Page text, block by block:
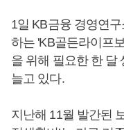
1일 KB금융 경영연
하는 'KB골든라이프
을 위해 필요한 한 달
늘고 있다.
지난해 11월 발간된